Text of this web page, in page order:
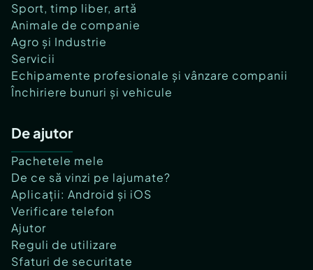
Sport, timp liber, artă
Animale de companie
Agro și Industrie
Servicii
Echipamente profesionale și vânzare companii
Închiriere bunuri și vehicule
De ajutor
Pachetele mele
De ce să vinzi pe lajumate?
Aplicații: Android și iOS
Verificare telefon
Ajutor
Reguli de utilizare
Sfaturi de securitate